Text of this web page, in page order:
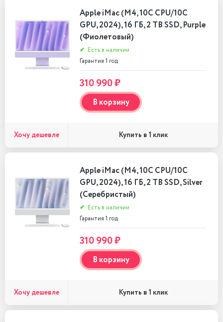
Apple iMac (M4, 10C CPU/10C
GPU, 2024), 16 ГБ, 2 TB SSD, Purple
(Фиолетовый)
✔ Есть в наличии
Гарантия 1 год
310 990 ₽
В корзину
Хочу дешевле Купить в 1 клик
Apple iMac (M4, 10C CPU/10C
GPU, 2024), 16 ГБ, 2 TB SSD, Silver
(Серебристый)
✔ Есть в наличии
Гарантия 1 год
310 990 ₽
В корзину
Хочу дешевле Купить в 1 клик